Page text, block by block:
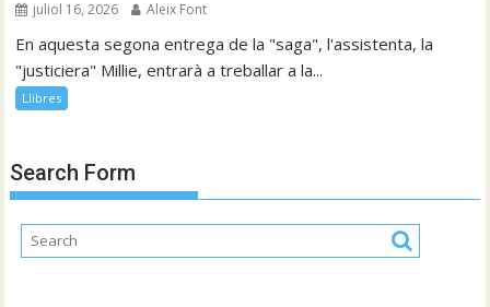
juliol 16, 2026 Aleix Font
En aquesta segona entrega de la "saga", l'assistenta, la
"justiciera" Millie, entrarà a treballar a la...
Llibres
Search Form